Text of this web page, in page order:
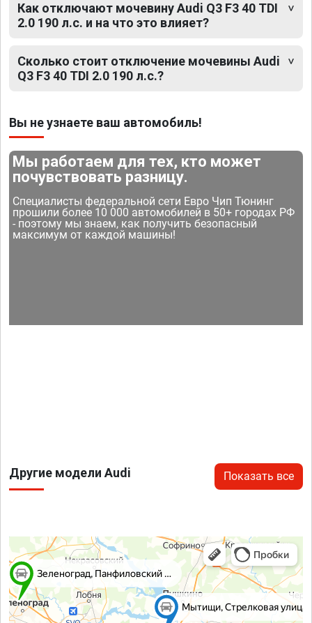
Как отключают мочевину Audi Q3 F3 40 TDI
2.0 190 л.с. и на что это влияет?
Сколько стоит отключение мочевины Audi
Q3 F3 40 TDI 2.0 190 л.с.?
Вы не узнаете ваш автомобиль!
Мы работаем для тех, кто может
почувствовать разницу.
Специалисты федеральной сети Евро Чип Тюнинг
прошили более 10 000 автомобилей в 50+ городах РФ
- поэтому мы знаем, как получить безопасный
максимум от каждой машины!
Другие модели Audi Показать все